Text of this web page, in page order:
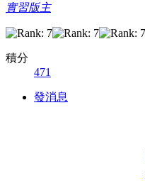
實習版主
積分
471
發消息